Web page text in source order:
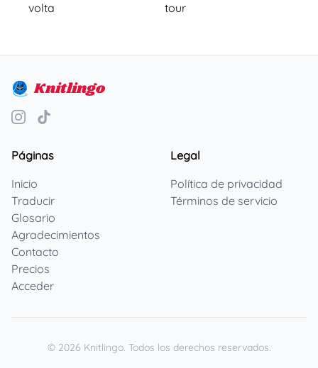
volta
tour
Knitlingo
Páginas
Inicio
Traducir
Glosario
Agradecimientos
Contacto
Precios
Acceder
Legal
Política de privacidad
Términos de servicio
© 2026 Knitlingo. Todos los derechos reservados.